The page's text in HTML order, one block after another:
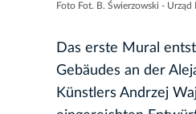
Foto Fot. B. Świerzowski - Urząd
Das erste Mural
Gebäudes an der
Künstlers Andrzej